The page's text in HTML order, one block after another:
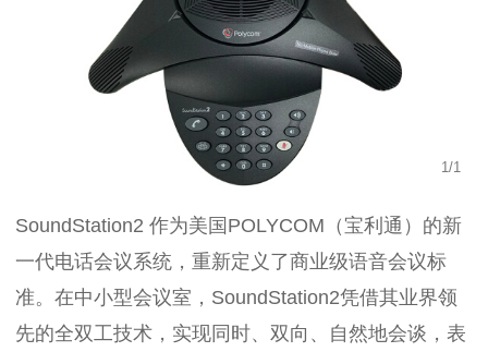
1/1
SoundStation2 作为美国POLYCOM（宝利通）的新
一代电话会议系统，重新定义了商业级语音会议标
准。在中小型会议室，SoundStation2凭借其业界领
先的全双工技术，实现同时、双向、自然地会谈，表